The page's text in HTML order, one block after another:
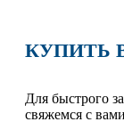
КУПИТЬ
Для быстрого
свяжемся с